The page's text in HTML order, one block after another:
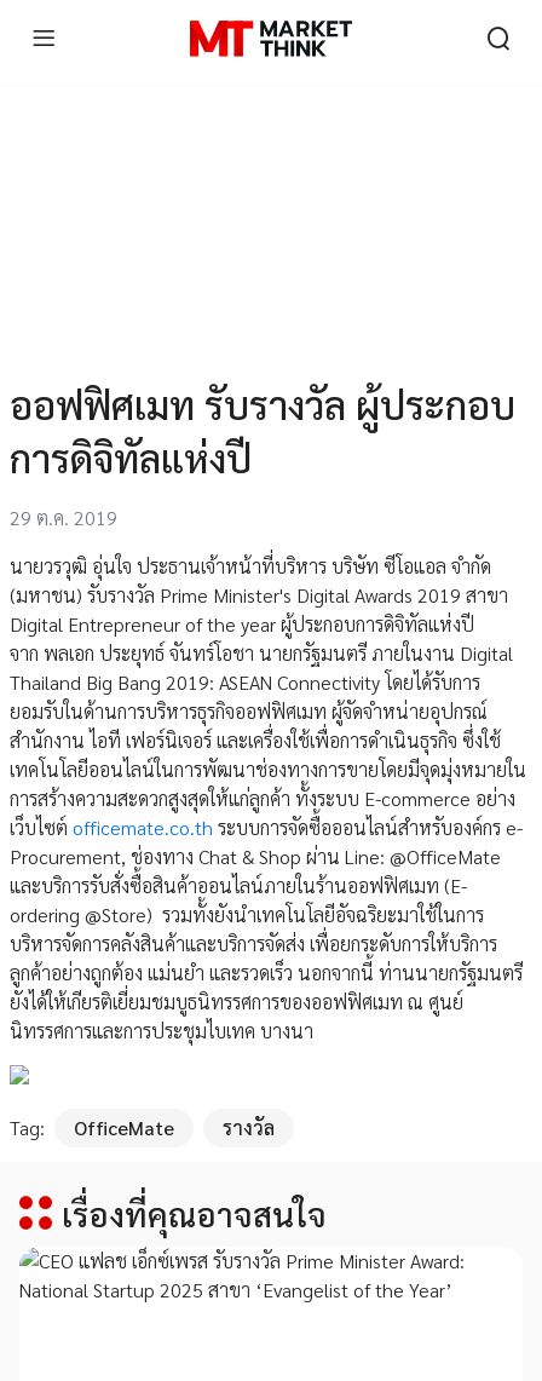
ออฟฟิศเมท รับรางวัล ผู้ประกอบ
การดิจิทัลแห่งปี
29 ต.ค. 2019
นายวรวุฒิ อุ่นใจ ประธานเจ้าหน้าที่บริหาร บริษัท ซีโอแอล จำกัด
(มหาชน) รับรางวัล Prime Minister's Digital Awards 2019 สาขา
Digital Entrepreneur of the year ผู้ประกอบการดิจิทัลแห่งปี
จาก พลเอก ประยุทธ์ จันทร์โอชา นายกรัฐมนตรี ภายในงาน Digital
Thailand Big Bang 2019: ASEAN Connectivity โดยได้รับการ
ยอมรับในด้านการบริหารธุรกิจออฟฟิศเมท ผู้จัดจำหน่ายอุปกรณ์
สำนักงาน ไอที เฟอร์นิเจอร์ และเครื่องใช้เพื่อการดำเนินธุรกิจ ซึ่งใช้
เทคโนโลยีออนไลน์ในการพัฒนาช่องทางการขายโดยมีจุดมุ่งหมายใน
การสร้างความสะดวกสูงสุดให้แก่ลูกค้า ทั้งระบบ E-commerce อย่าง
เว็บไซต์ officemate.co.th ระบบการจัดซื้อออนไลน์สำหรับองค์กร e-
Procurement, ช่องทาง Chat & Shop ผ่าน Line: @OfficeMate
และบริการรับสั่งซื้อสินค้าออนไลน์ภายในร้านออฟฟิศเมท (E-
ordering @Store) รวมทั้งยังนำเทคโนโลยีอัจฉริยะมาใช้ในการ
บริหารจัดการคลังสินค้าและบริการจัดส่ง เพื่อยกระดับการให้บริการ
ลูกค้าอย่างถูกต้อง แม่นยำ และรวดเร็ว นอกจากนี้ ท่านนายกรัฐมนตรี
ยังได้ให้เกียรติเยี่ยมชมบูธนิทรรศการของออฟฟิศเมท ณ ศูนย์
นิทรรศการและการประชุมไบเทค บางนา
Tag: OfficeMate รางวัล
เรื่องที่คุณอาจสนใจ